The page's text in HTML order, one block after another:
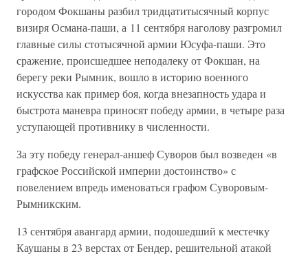
городом Фокшаны разбил тридцатитысячный корпус
визиря Османа-паши, а 11 сентября наголову разгромил
главные силы стотысячной армии Юсуфа-паши. Это
сражение, происшедшее неподалеку от Фокшан, на
берегу реки Рымник, вошло в историю военного
искусства как пример боя, когда внезапность удара и
быстрота маневра приносят победу армии, в четыре раза
уступающей противнику в численности.
За эту победу генерал-аншеф Суворов был возведен «в
графское Российской империи достоинство» с
повелением впредь именоваться графом Суворовым-
Рымникским.
13 сентября авангард армии, подошедший к местечку
Каушаны в 23 верстах от Бендер, решительной атакой